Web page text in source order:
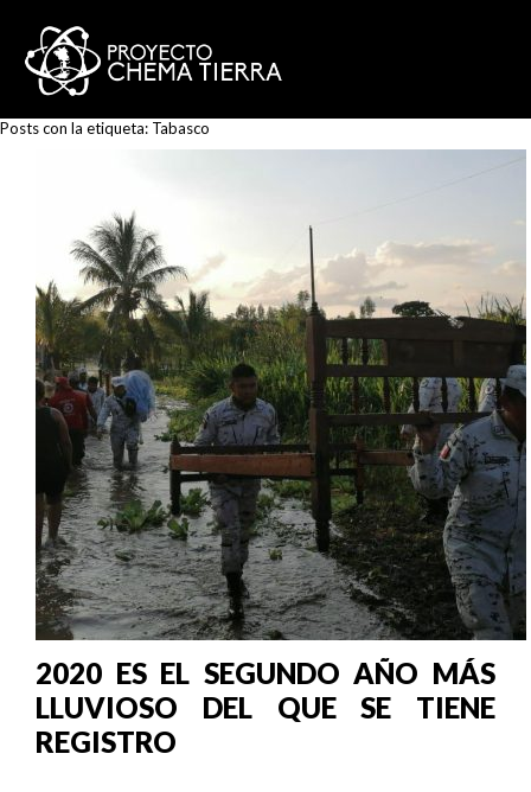
Posts con la etiqueta: Tabasco
2020 ES EL SEGUNDO AÑO MÁS
LLUVIOSO DEL QUE SE TIENE
REGISTRO